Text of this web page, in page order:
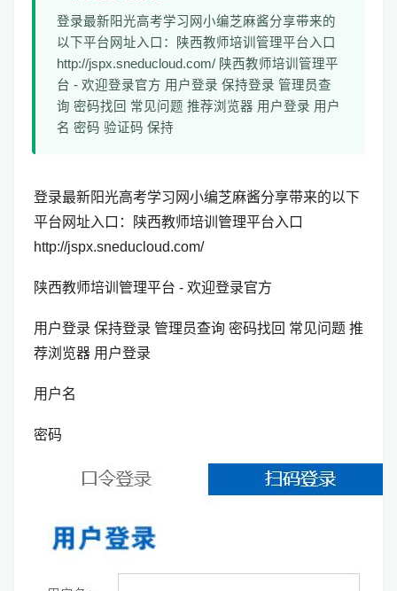
登录最新阳光高考学习网小编芝麻酱分享带来的
以下平台网址入口：陕西教师培训管理平台入口
http://jspx.sneducloud.com/ 陕西教师培训管理平
台 - 欢迎登录官方 用户登录 保持登录 管理员查
询 密码找回 常见问题 推荐浏览器 用户登录 用户
名 密码 验证码 保持
登录最新阳光高考学习网小编芝麻酱分享带来的以下
平台网址入口：
陕西教师培训管理平台 入口
http://jspx.sneducloud.com/
陕西教师培训管理平台 - 欢迎登录官方
用户登录 保持登录 管理员查询 密码找回 常见问题 推
荐浏览器 用户登录
用户名
密码